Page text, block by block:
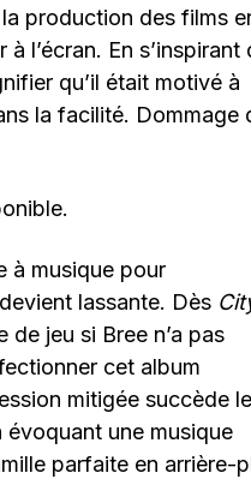
production des films
l’écran. En s’inspirant
qu’il était motivé à
la facilité. Dommage
à musique pour
lassante. Dès
de jeu si Bree n’a pas
cet album
mitigée succède le
une musique
parfaite en arrière-